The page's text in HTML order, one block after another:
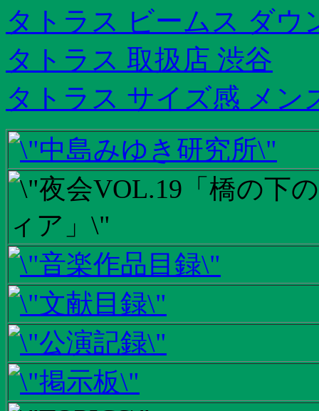
タトラス ビームス ダウ
タトラス 取扱店 渋谷
タトラス サイズ感 メン